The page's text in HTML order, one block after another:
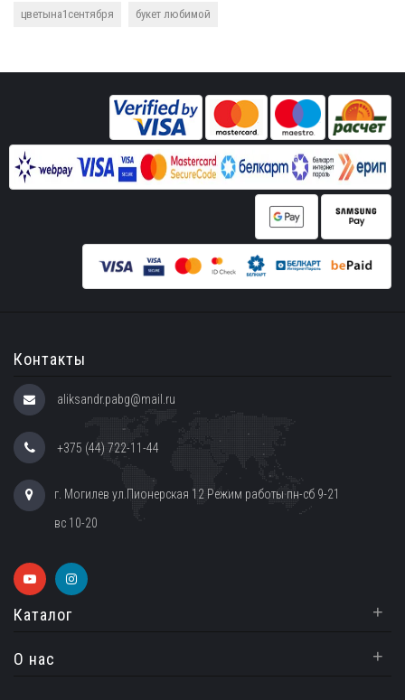
цветына1сентября букет любимой
Контакты
aliksandr.pabg@mail.ru
+375 (44) 722-11-44
г. Могилев ул.Пионерская 12 Режим работы пн-сб 9-21
вс 10-20
Каталог +
О нас +